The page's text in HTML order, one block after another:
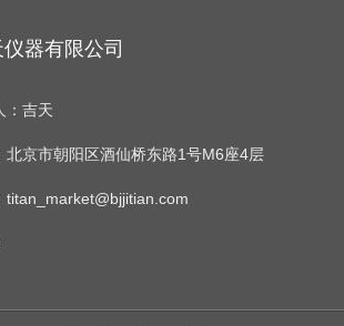
器有限公司
：吉天
北京市朝阳区酒仙桥东路1号M6座4层
titan_market@bjjitian.com